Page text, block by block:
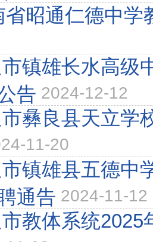
省昭通仁德中学
镇雄长水高级
告 2024-12-12
彝良县天立学
11-20
镇雄县五德中
通告 2024-11-12
教体系统2025